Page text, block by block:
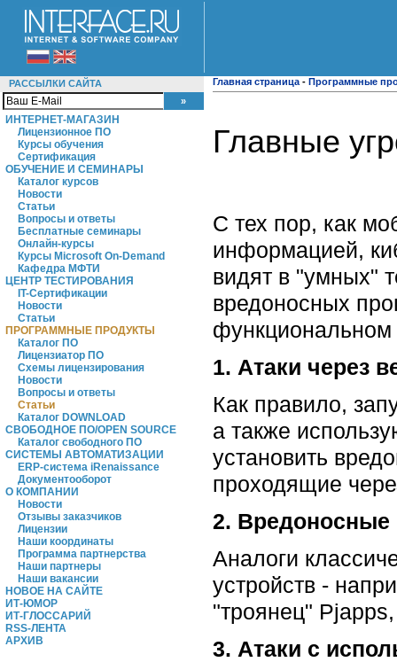
РАССЫЛКИ САЙТА
ИНТЕРНЕТ-МАГАЗИН
Лицензионное ПО
Курсы обучения
Сертификация
ОБУЧЕНИЕ И СЕМИНАРЫ
Каталог курсов
Новости
Статьи
Вопросы и ответы
Бесплатные семинары
Онлайн-курсы
Курсы Microsoft On-Demand
Кафедра МФТИ
ЦЕНТР ТЕСТИРОВАНИЯ
IT-Сертификации
Новости
Статьи
ПРОГРАММНЫЕ ПРОДУКТЫ
Каталог ПО
Лицензиатор ПО
Схемы лицензирования
Новости
Вопросы и ответы
Статьи
Каталог DOWNLOAD
СВОБОДНОЕ ПО/OPEN SOURCE
Каталог свободного ПО
СИСТЕМЫ АВТОМАТИЗАЦИИ
ERP-система iRenaissance
Документооборот
О КОМПАНИИ
Новости
Отзывы заказчиков
Лицензии
Наши координаты
Программа партнерства
Наши партнеры
Наши вакансии
НОВОЕ НА САЙТЕ
ИТ-ЮМОР
ИТ-ГЛОССАРИЙ
RSS-ЛЕНТА
АРХИВ
Главная страница - Программные
Главные
С тех пор, как
информацией,
видят в "умных"
вредоносных
функциональном
1. Атаки через
Как правило,
а также
установить
проходящие
2.
Аналоги
устройств -
"троянец"
3. Атаки с